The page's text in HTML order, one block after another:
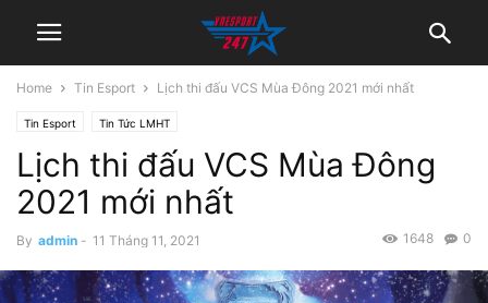
Home Tin Esport Lịch thi đấu VCS Mùa Đông 2021 mới nhất
Tin Esport Tin Tức LMHT
Lịch thi đấu VCS Mùa Đông
2021 mới nhất
By admin - 11 Tháng 11, 2021 0
1648